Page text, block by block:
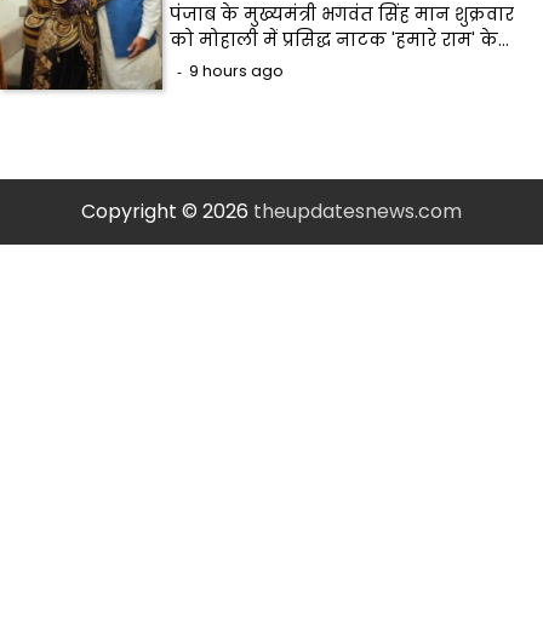
पंजाब के मुख्यमंत्री भगवंत सिंह मान शुक्रवार
को मोहाली में प्रसिद्ध नाटक 'हमारे राम' के…
9 hours ago
Copyright © 2026 theupdatesnews.com